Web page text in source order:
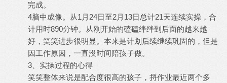
完成。
4脑中成像。从1月24日至2月13日总计21天连续实操，合
计用时890分钟。从刚开始的磕磕绊绊到后面的越来越
好，笑笑进步很明显。本来是计划后续继续巩固的，但是
因工作原因，一直没时间陪孩子做。
3、实操过程的心得
笑笑整体来说是配合度很高的孩子，捋作业最近两个多